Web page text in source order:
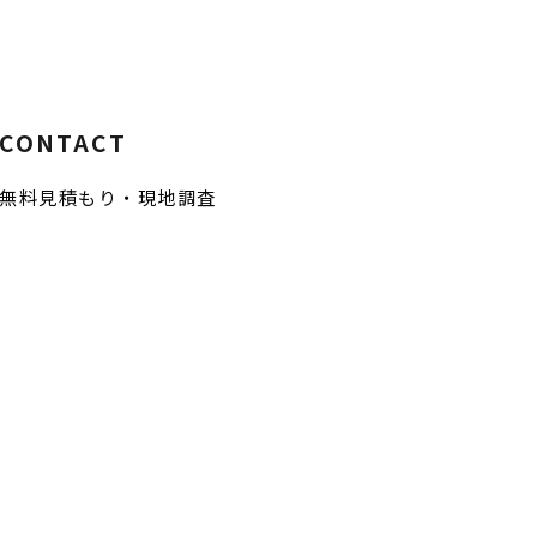
CONTACT
無料見積もり・現地調査